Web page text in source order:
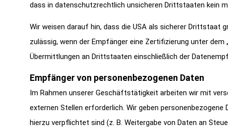
dass in datenschutzrechtlich unsicheren Drittstaaten kein
Wir weisen darauf hin, dass die USA als sicherer Drittstaat
zulässig, wenn der Empfänger eine Zertifizierung unter
Übermittlungen an Drittstaaten einschließlich der
Empfänger von personenbezogenen Daten
Im Rahmen unserer Geschäftstätigkeit arbeiten wir mit
externen Stellen erforderlich. Wir geben
hierzu verpflichtet sind (z. B. Weitergabe von Daten an